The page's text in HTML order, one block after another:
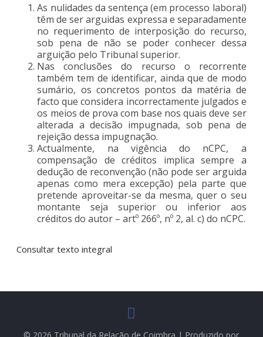
As nulidades da sentença (em processo laboral)
têm de ser arguidas expressa e separadamente
no requerimento de interposição do recurso,
sob pena de não se poder conhecer dessa
arguição pelo Tribunal superior.
Nas conclusões do recurso o recorrente
também tem de identificar, ainda que de modo
sumário, os concretos pontos da matéria de
facto que considera incorrectamente julgados e
os meios de prova com base nos quais deve ser
alterada a decisão impugnada, sob pena de
rejeição dessa impugnação.
Actualmente, na vigência do nCPC, a
compensação de créditos implica sempre a
dedução de reconvenção (não pode ser arguida
apenas como mera excepção) pela parte que
pretende aproveitar-se da mesma, quer o seu
montante seja superior ou inferior aos
créditos do autor – artº 266º, nº 2, al. c) do nCPC.
Consultar texto integral